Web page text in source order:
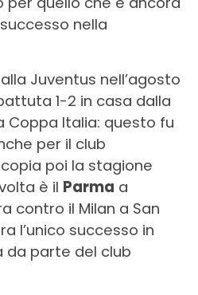
nella
Juventus nell’agosto
1-2 in casa dalla
Coppa Italia: questo fu
per il club
poi la stagione
è il Parma a
contro il Milan a San
l’unico successo in
da parte del club